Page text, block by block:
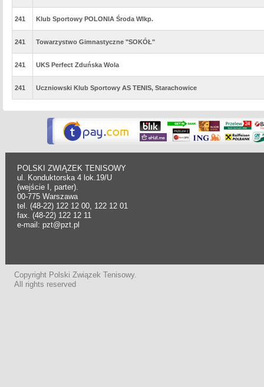
241 Klub Sportowy POLONIA Środa Wlkp.
241 Towarzystwo Gimnastyczne "SOKÓŁ"
241 UKS Perfect Zduńska Wola
241 Uczniowski Klub Sportowy AS TENIS, Starachowice
POLSKI ZWIĄZEK TENISOWY
ul. Konduktorska 4 lok.19/U
(wejście I, parter).
00-775 Warszawa
tel. (48-22) 122 12 00, 122 12 01
fax. (48-22) 122 12 11
e-mail: pzt@pzt.pl
Copyright Polski Związek Tenisowy.
All rights reserved